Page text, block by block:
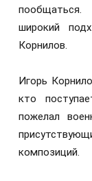
широкий
Корнилов.
Игорь
кто
пожелал
композиций.